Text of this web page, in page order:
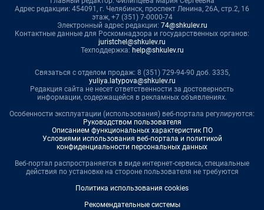
Адрес редакции: 454091, г. Челябинск, проспект Ленина, 26А, стр.2, 16
этаж, +7 (351) 7-0000-74
Электронный адрес редакции: 74@shkulev.ru
Контактные данные для Роскомнадзора и государственных органов:
juristchel@shkulev.ru
Техподдержка: help@shkulev.ru
Связаться с отделом продаж: 8 (351) 729-94-90 доб. 3335,
yuliya.latypova@shkulev.ru
Редакция сайта не несет ответственности за достоверность
информации, содержащейся в рекламных объявлениях.
Особенности эксплуатации (использования) веб-портала регулируются:
Руководством пользователя
Описанием функциональных характеристик ПО
Условиями использования веб-портала и политикой
конфиденциальности персональных данных
Веб-портал распространяется в виде интернет-сервиса, специальные
действия по установке на стороне пользователя не требуются
Политика использования cookies
Рекомендательные системы